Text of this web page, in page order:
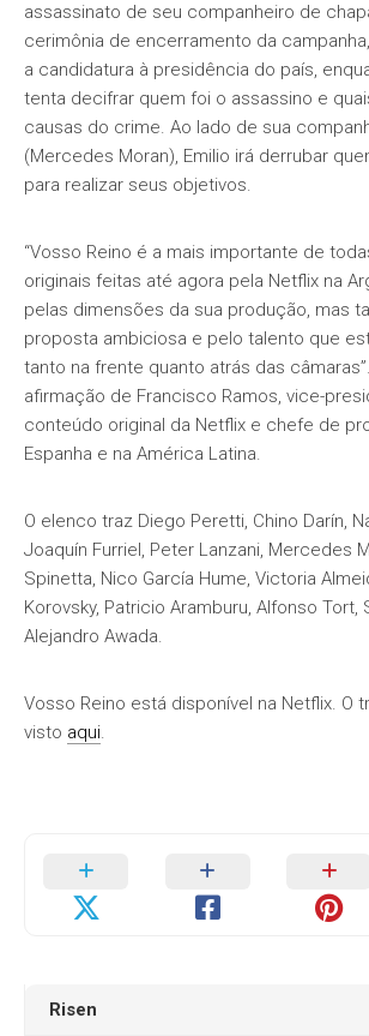
assassinato de seu companheiro de
cerimônia de encerramento da
a candidatura à presidência do país,
tenta decifrar quem foi o assassino e
causas do crime. Ao lado de sua
(Mercedes Moran), Emilio irá derrubar
para realizar seus objetivos.
“Vosso Reino é a mais importante de
originais feitas até agora pela Netflix na
pelas dimensões da sua produção, mas
proposta ambiciosa e pelo talento que
tanto na frente quanto atrás das
afirmação de Francisco Ramos, vice-
conteúdo original da Netflix e chefe de
Espanha e na América Latina.
O elenco traz Diego Peretti, Chino Darín,
Joaquín Furriel, Peter Lanzani, Mercedes
Spinetta, Nico García Hume, Victoria
Korovsky, Patricio Aramburu, Alfonso Tort,
Alejandro Awada.
Vosso Reino está disponível na Netflix. O
visto aqui.
Risen